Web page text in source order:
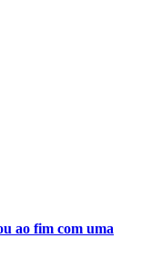
ao fim com uma